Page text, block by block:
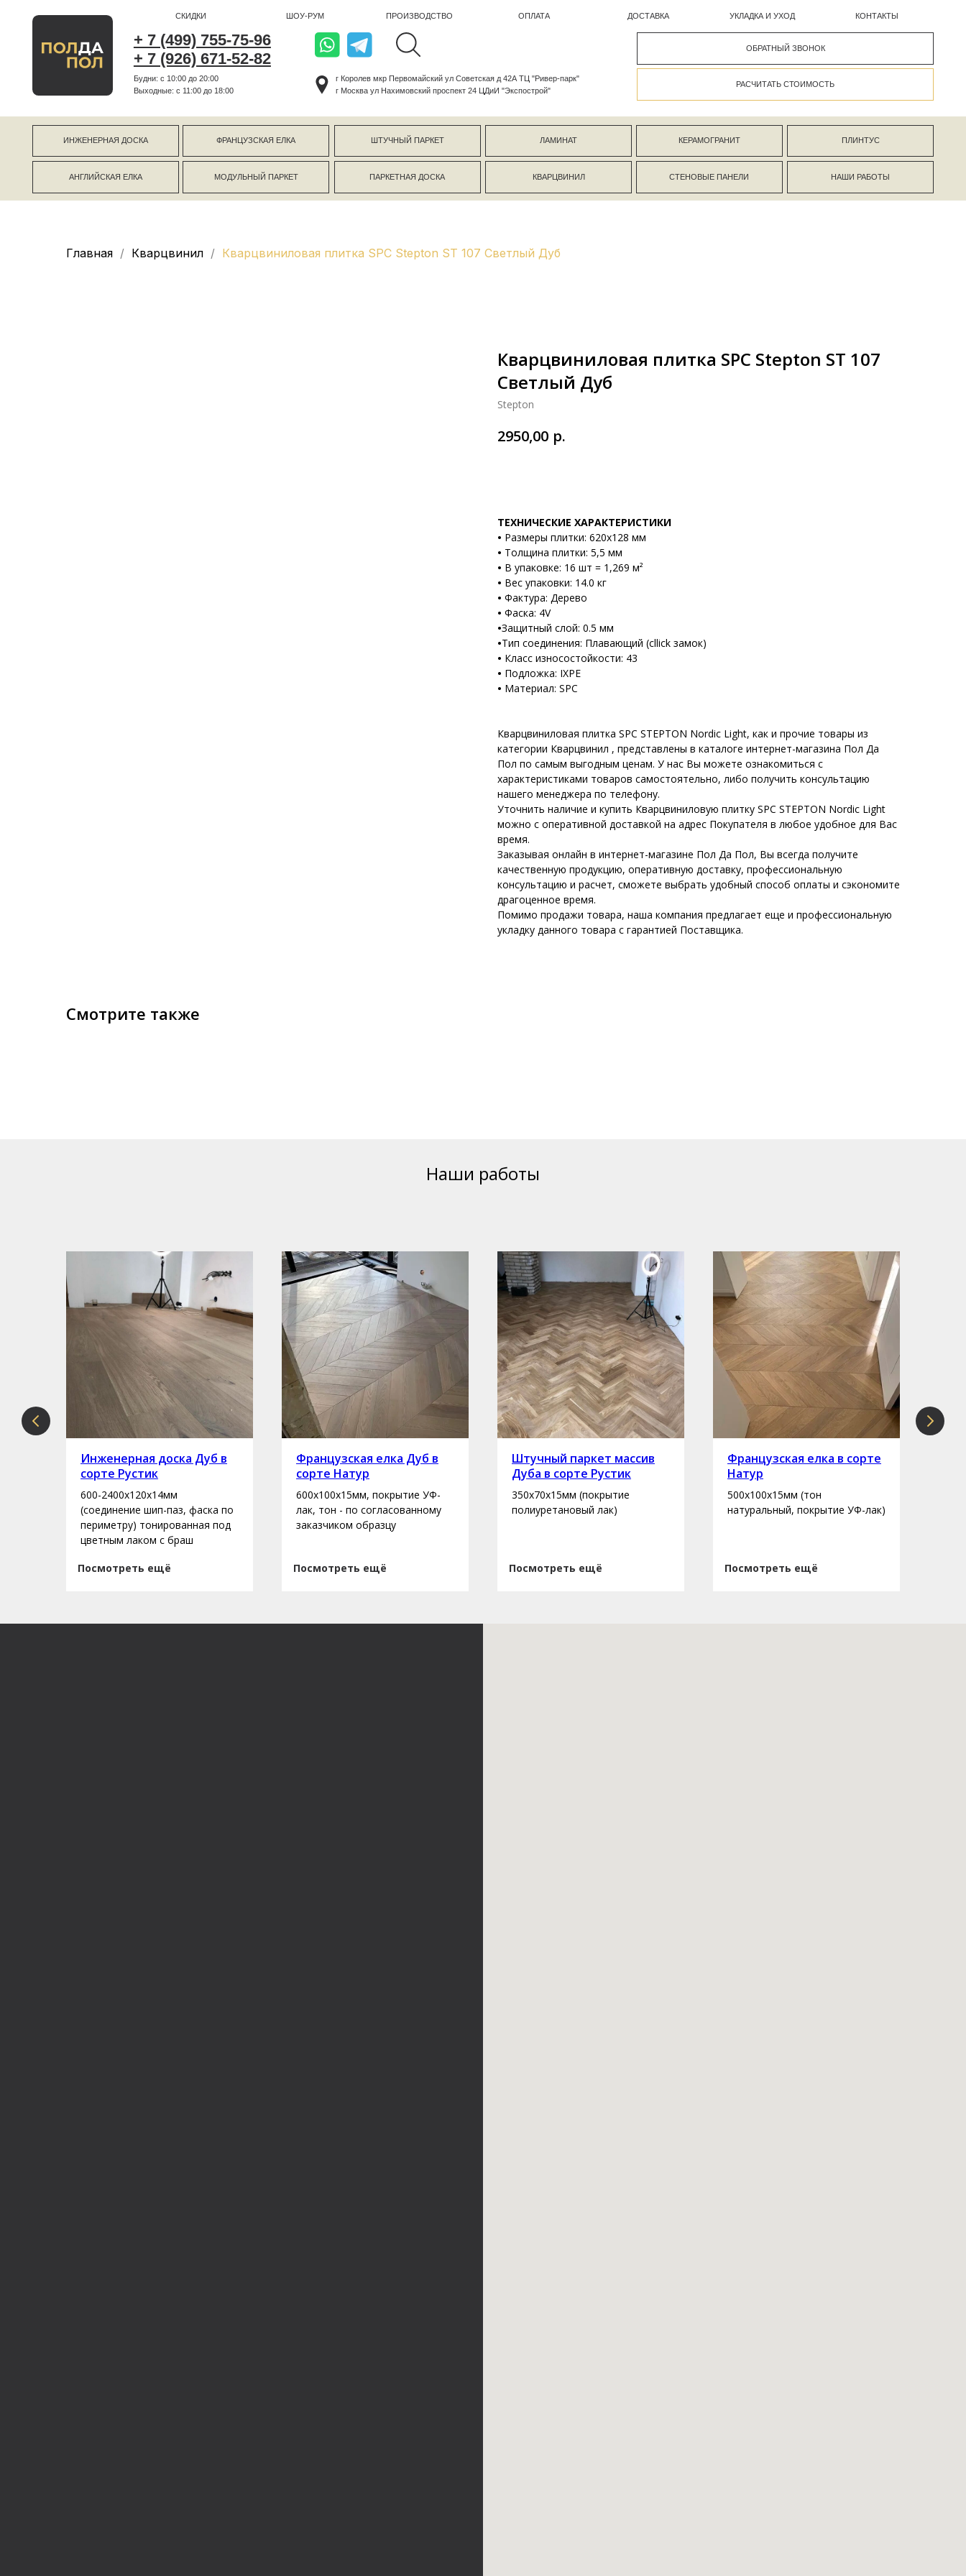
+ 7 (499) 755-75-96
+ 7 (926) 671-52-82
СКИДКИ ШОУ-РУМ ПРОИЗВОДСТВО КОНТАКТЫ
УКЛАДКА И УХОД
Будни: с 10:00 до 20:00
Выходные: c 11:00 до 18:00
г Москва ул Нахимовский проспект 24 ЦДиИ "Экспострой"
ИНЖЕНЕРНАЯ ДОСКА
АНГЛИЙСКАЯ ЕЛКА
ФРАНЦУЗСКАЯ ЕЛКА
ПАРКЕТНАЯ ДОСКА
МОДУЛЬНЫЙ ПАРКЕТ
ШТУЧНЫЙ ПАРКЕТ
КВАРЦВИНИЛ
КЕРАМОГРАНИТ
СТЕНОВЫЕ ПАНЕЛИ
ЛАМИНАТ
НАШИ РАБОТЫ
ПЛИНТУС
Главная Кварцвинил Кварцвиниловая плитка SPC Stepton ST 107 Светлый Дуб
Кварцвиниловая плитка SPC Stepton ST 107
Светлый Дуб
Stepton
2950,00 р.
ТЕХНИЧЕСКИЕ ХАРАКТЕРИСТИКИ
• Размеры плитки: 620х128 мм
• Толщина плитки: 5,5 мм
• В упаковке: 16 шт = 1,269 м²
• Вес упаковки: 14.0 кг
• Фактура: Дерево
• Фаска: 4V
•Защитный слой: 0.5 мм
•Тип соединения: Плавающий (cllick замок)
• Класс износостойкости: 43
• Подложка: IXPE
• Материал: SPC
Кварцвиниловая плитка SPC STEPTON Nordic Light, как и прочие товары из
категории Кварцвинил , представлены в каталоге интернет-магазина Пол Да
Пол по самым выгодным ценам. У нас Вы можете ознакомиться с
характеристиками товаров самостоятельно, либо получить консультацию
нашего менеджера по телефону.
Уточнить наличие и купить Кварцвиниловую плитку SPC STEPTON Nordic Light
можно с оперативной доставкой на адрес Покупателя в любое удобное для Вас
время.
Заказывая онлайн в интернет-магазине Пол Да Пол, Вы всегда получите
качественную продукцию, оперативную доставку, профессиональную
консультацию и расчет, сможете выбрать удобный способ оплаты и сэкономите
драгоценное время.
Помимо продажи товара, наша компания предлагает еще и профессиональную
укладку данного товара с гарантией Поставщика.
Смотрите также
Наши работы
Инженерная доска Дуб в
сорте Рустик
600-2400х120х14мм
(соединение шип-паз, фаска по
периметру) тонированная под
цветным лаком с браш
Посмотреть ещё
Французская елка Дуб в
сорте Натур
600х100х15мм, покрытие УФ-
лак, тон - по согласованному
заказчиком образцу
Посмотреть ещё
Штучный паркет массив
Дуба в сорте Рустик
350х70х15мм (покрытие
полиуретановый лак)
Посмотреть ещё
Французская елка в сорте
Натур
500х100х15мм (тон
натуральный, покрытие УФ-лак)
Посмотреть ещё